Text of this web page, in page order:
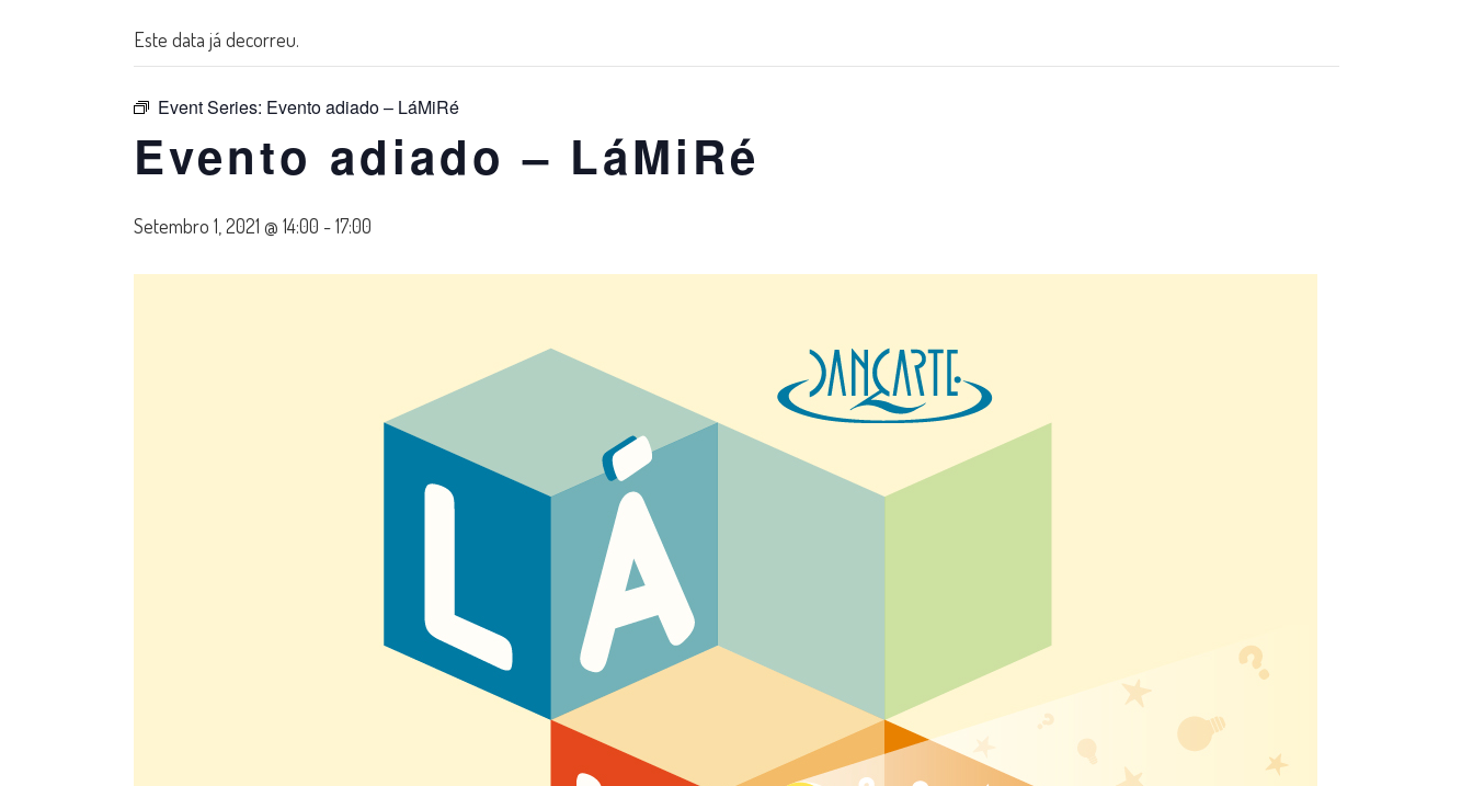
Este data já decorreu.
Event Series: Evento adiado – LáMiRé
Evento adiado – LáMiRé
Setembro 1, 2021 @ 14:00 -17:00